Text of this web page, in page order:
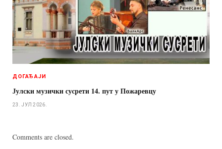
ДОГАЂАЈИ
Јулски музички сусрети 14. пут у Пожаревцу
23. ЈУЛ 2026.
Comments are closed.